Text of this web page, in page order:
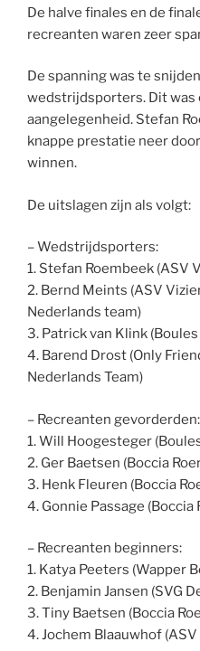
De halve finales en de
recreanten waren zeer
De spanning was te
wedstrijdsporters. Dit was
aangelegenheid. Stefan
knappe prestatie neer
winnen.
De uitslagen zijn als volgt:
– Wedstrijdsporters:
1. Stefan Roembeek (ASV
2. Bernd Meints (ASV
Nederlands team)
3. Patrick van Klink
4. Barend Drost (Only
Nederlands Team)
– Recreanten gevorderden:
1. Will Hoogesteger
2. Ger Baetsen (Boccia
3. Henk Fleuren (Boccia
4. Gonnie Passage (Boccia
– Recreanten beginners:
1. Katya Peeters (Wapper
2. Benjamin Jansen (SVG
3. Tiny Baetsen (Boccia
4. Jochem Blaauwhof